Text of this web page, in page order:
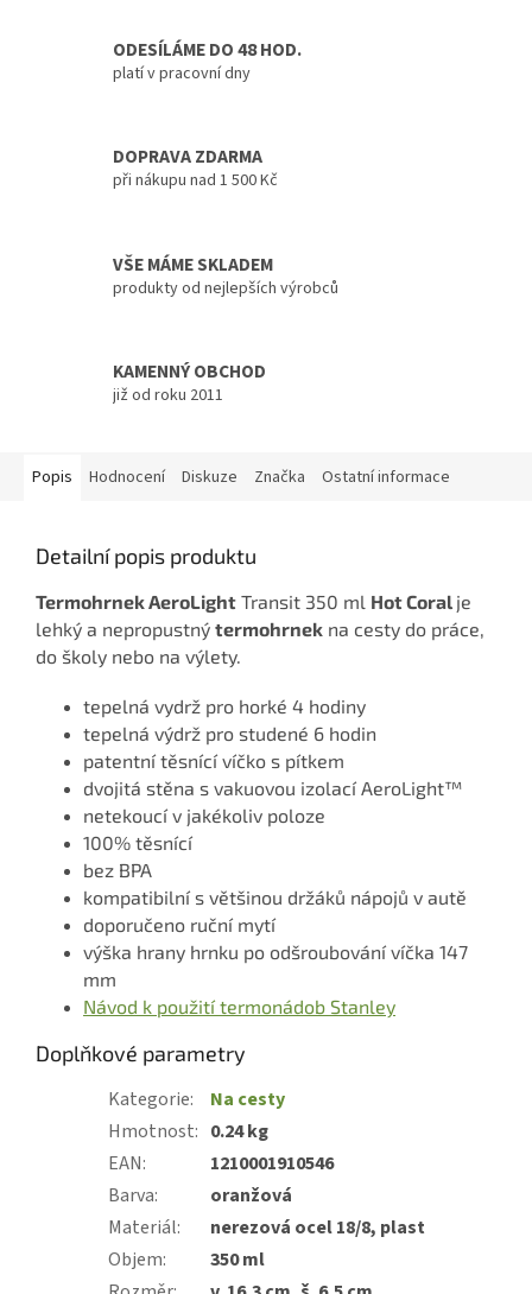
ODESÍLÁME DO 48 HOD.
platí v pracovní dny
DOPRAVA ZDARMA
při nákupu nad 1 500 Kč
VŠE MÁME SKLADEM
produkty od nejlepších výrobců
KAMENNÝ OBCHOD
již od roku 2011
Popis Hodnocení Diskuze Značka Ostatní informace
Detailní popis produktu
Termohrnek AeroLight Transit 350 ml Hot Coral je
lehký a nepropustný termohrnek na cesty do práce,
do školy nebo na výlety.
tepelná vydrž pro horké 4 hodiny
tepelná výdrž pro studené 6 hodin
patentní těsnící víčko s pítkem
dvojitá stěna s vakuovou izolací AeroLight™
netekoucí v jakékoliv poloze
100% těsnící
bez BPA
kompatibilní s většinou držáků nápojů v autě
doporučeno ruční mytí
výška hrany hrnku po odšroubování víčka 147
mm
Návod k použití termonádob Stanley
Doplňkové parametry
Kategorie:
Na cesty
Hmotnost: 0.24 kg
EAN:
1210001910546
Barva:
oranžová
Materiál:
nerezová ocel 18/8, plast
Objem:
350 ml